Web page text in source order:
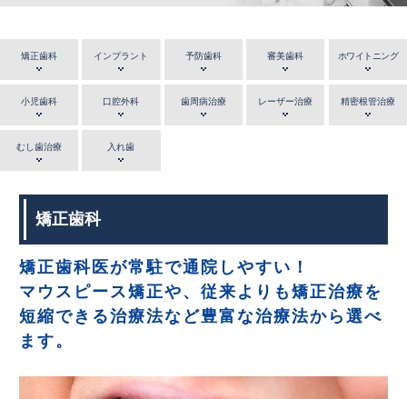
矯正歯科 インプラント 予防歯科 審美歯科 ホワイトニング
小児歯科 口腔外科 歯周病治療 レーザー治療 精密根管治療
むし歯治療 入れ歯
矯正歯科
矯正歯科医が常駐で通院しやすい！
マウスピース矯正や、従来よりも矯正治療を
短縮できる治療法など豊富な治療法から選べ
ます。